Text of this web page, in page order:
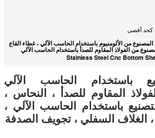
من الألومنيوم باستخدام الحاسب الآلي ، غطاء القاع
من الفولاذ المقاوم للصدأ باستخدام الحاسب الآلي
Stainless Steel Cnc Bottom
باستخدام الحاسب الآلي
المقاوم للصدأ ، النحاس ،
باستخدام الحاسب الآلي ،
، الغلاف السفلي ، تجويف الصدفة